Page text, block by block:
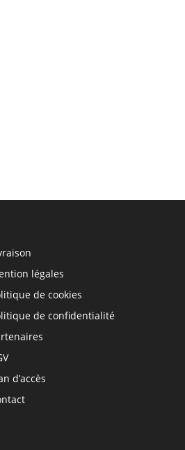
légales
de cookies
de confidentialité
d’accès